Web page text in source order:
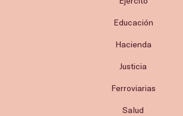
Educación
Hacienda
Justicia
Ferroviarias
Salud